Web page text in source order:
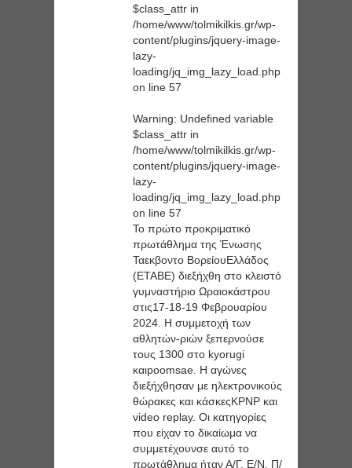
$class_attr in
/home/www/tolmikilkis.gr/wp-
content/plugins/jquery-image-
lazy-
loading/jq_img_lazy_load.php
on line 57
Warning: Undefined variable
$class_attr in
/home/www/tolmikilkis.gr/wp-
content/plugins/jquery-image-
lazy-
loading/jq_img_lazy_load.php
on line 57
Το πρώτο προκριματικό
πρωτάθλημα της Ένωσης
Ταεκβοντο ΒορείουΕλλάδος
(ΕΤΑΒΕ) διεξήχθη στο κλειστό
γυμναστήριο Ωραιοκάστρου
στις17-18-19 Φεβρουαρίου
2024. Η συμμετοχή των
αθλητών-ριών ξεπερνούσε
τους 1300 στο kyorugi
καιpoomsae. Η αγώνες
διεξήχθησαν με ηλεκτρονικούς
θώρακες και κάσκεςKPNP και
video replay. Οι κατηγορίες
που είχαν το δικαίωμα να
συμμετέχουνσε αυτό το
πρωτάθλημα ήταν Α/Γ, Ε/Ν, Π/